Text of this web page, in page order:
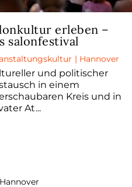
erleben –
salonfestival
| Hannover
und politischer
in einem
Kreis und in
At
Hannover